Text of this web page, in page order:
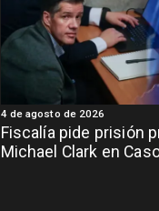
Fiscalía pide prisión
Michael Clark en
4 de agosto de 2026